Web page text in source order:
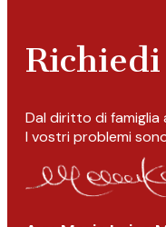
Dal diritto di famiglia
I vostri problemi